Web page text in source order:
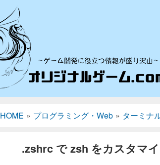
HOME » プログラミング・Web » ターミナ
.zshrc で zsh をカスタマ